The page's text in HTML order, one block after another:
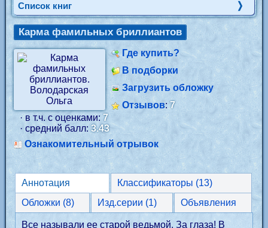
Cписок книг
Карма фамильных бриллиантов
Где купить?
В подборки
Загрузить обложку
Отзывов:7
· в т.ч. с оценками: 7
· средний балл: 3.43
Ознакомительный отрывок
Аннотация
Классификаторы (13)
Обложки (8)
Изд.серии (1) Объявления
Все называли ее старой ведьмой. За глаза! В